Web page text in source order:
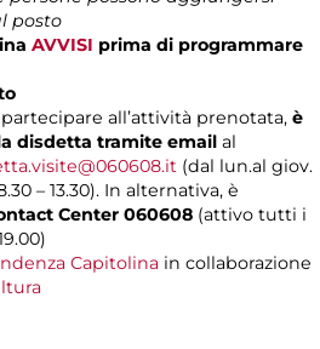
posto
AVVISI prima di programmare
all’attività prenotata, è
disdetta tramite email al
(dal lun.al giov.
– 13.30). In alternativa, è
Center 060608 (attivo tutti i
Capitolina in collaborazione